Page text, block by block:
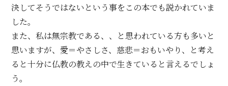
決してそうではないという事をこの本でも説かれていま
した。
また、私は無宗教である、、と思われている方も多いと
思いますが、愛＝やさしさ、慈悲＝おもいやり、と考え
ると十分に仏教の教えの中で生きていると言えるでしょ
う。